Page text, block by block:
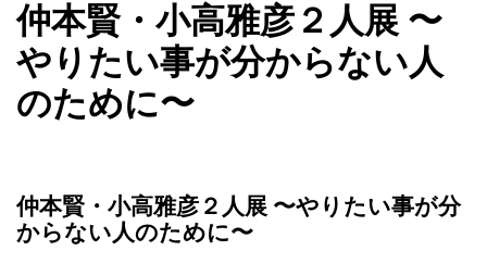
仲本賢・小高雅彦２人展 〜
やりたい事が分からない人
のために〜
仲本賢・小高雅彦２人展 〜やりたい事が分
からない人のために〜